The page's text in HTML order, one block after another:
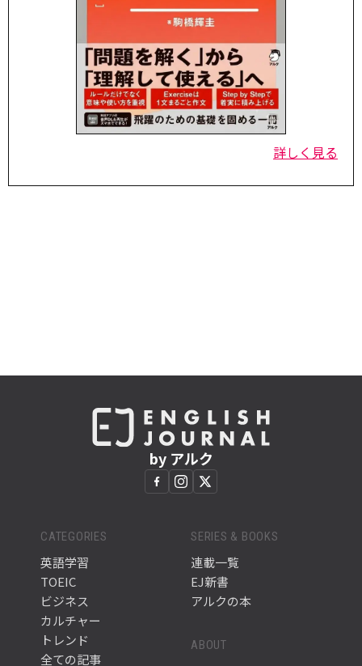
詳しく見る
by アルク
CATEGORIES
英語学習
TOEIC
ビジネス
カルチャー
トレンド
全ての記事
SERIES & BOOKS
連載一覧
EJ新書
アルクの本
ABOUT